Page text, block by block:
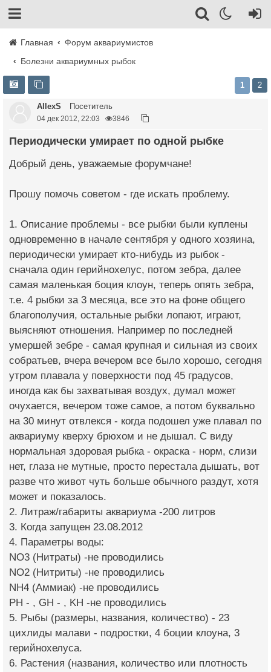
Главная
Форум аквариумистов
Болезни аквариумных рыбок
1 2
AllexS Посетитель
04 дек 2012, 22:03 3846
Периодически умирает по одной рыбке
Добрый день, уважаемые форумчане!
Прошу помочь советом - где искать проблему.
1. Описание проблемы - все рыбки были куплены
одновременно в начале сентября у одного хозяина,
периодически умирает кто-нибудь из рыбок -
сначала один герийнохелус, потом зебра, далее
самая маленькая боция клоун, теперь опять зебра,
т.е. 4 рыбки за 3 месяца, все это на фоне общего
благополучия, остальные рыбки лопают, играют,
выясняют отношения. Например по последней
умершей зебре - самая крупная и сильная из своих
собратьев, вчера вечером все было хорошо, сегодня
утром плавала у поверхности под 45 градусов,
иногда как бы захватывая воздух, думал может
очухается, вечером тоже самое, а потом буквально
на 30 минут отвлекся - когда подошел уже плавал по
аквариуму кверху брюхом и не дышал. С виду
нормальная здоровая рыбка - окраска - норм, слизи
нет, глаза не мутные, просто перестала дышать, вот
разве что живот чуть больше обычного раздут, хотя
может и показалось.
2. Литраж/габариты аквариума -200 литров
3. Когда запущен 23.08.2012
4. Параметры воды:
NO3 (Нитраты) -не проводились
NO2 (Нитриты) -не проводились
NH4 (Аммиак) -не проводились
PH - , GH - , KH -не проводились
5. Рыбы (размеры, названия, количество) - 23
цихлиды малави - подростки, 4 боции клоуна, 3
герийнохелуса.
6. Растения (названия, количество или плотность